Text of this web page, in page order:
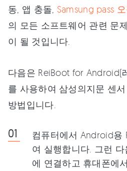
동, 앱 충돌, Samsung pass
의 모든 소프트웨어 관련 문
이 될 것입니다.
다음은 ReiBoot for Android(
를 사용하여 삼성의지문 센
방법입니다.
컴퓨터에서 Android용
여 실행합니다. 그런
에 연결하고 휴대폰에서